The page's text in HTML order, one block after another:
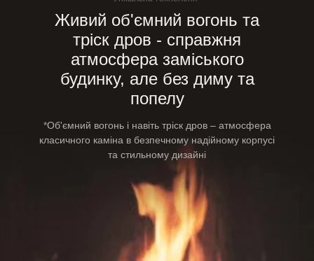
Живий об'ємний вогонь та
тріск дров - справжня
атмосфера заміського
будинку, але без диму та
попелу
*Об'ємний вогонь і навіть тріск дров – атмосфера
класичного каміна в безпечному надійному корпусі
та стильному дизайні